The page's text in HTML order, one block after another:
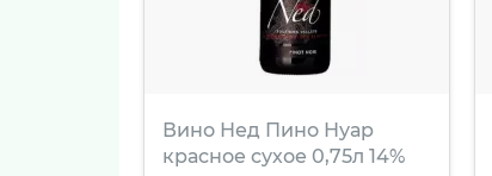
Вино Нед Пино Нуар
красное сухое 0,75л 14%